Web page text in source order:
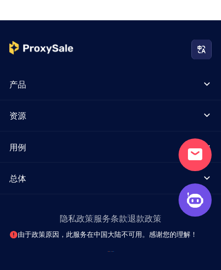
产品
资源
用例
总体
隐私政策服务条款退款政策
由于政策原因，此服务在中国大陆不可用。感谢您的理解！